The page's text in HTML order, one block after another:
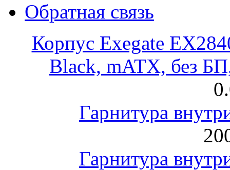
Обратная связь
Корпус Exegate
Black, mATX, без
Гарнитура
Гарнитура